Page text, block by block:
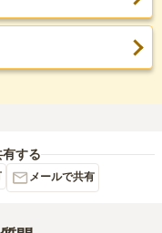
する
メールで共有